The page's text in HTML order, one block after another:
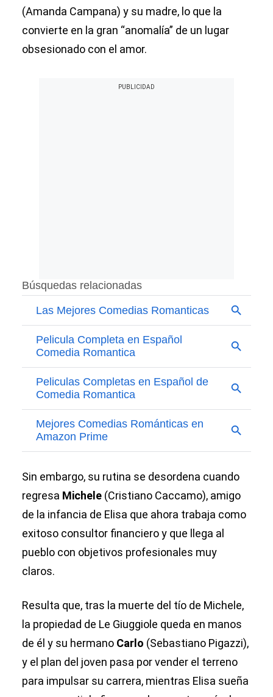
(Amanda Campana) y su madre, lo que la
convierte en la gran “anomalía” de un lugar
obsesionado con el amor.
Sin embargo, su rutina se desordena cuando
regresa Michele (Cristiano Caccamo), amigo
de la infancia de Elisa que ahora trabaja como
exitoso consultor financiero y que llega al
pueblo con objetivos profesionales muy
claros.
Resulta que, tras la muerte del tío de Michele,
la propiedad de Le Giuggiole queda en manos
de él y su hermano Carlo (Sebastiano Pigazzi),
y el plan del joven pasa por vender el terreno
para impulsar su carrera, mientras Elisa sueña